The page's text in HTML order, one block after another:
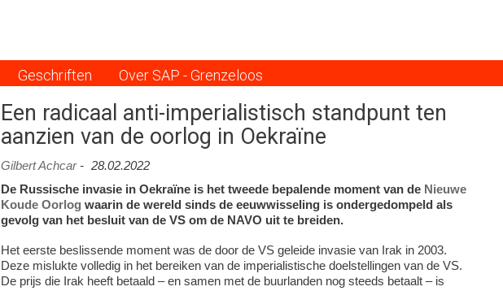
de
Geschriften Over SAP - Grenzeloos
Een radicaal anti-imperialistisch standpunt ten
aanzien van de oorlog in Oekraïne
Gilbert Achcar- 28.02.2022
De Russische invasie in Oekraïne is het tweede bepalende moment van de Nieuwe
Koude Oorlog waarin de wereld sinds de eeuwwisseling is ondergedompeld als
gevolg van het besluit van de VS om de NAVO uit te breiden.
Het eerste beslissende moment was de door de VS geleide invasie van Irak in 2003.
Deze mislukte volledig in het bereiken van de imperialistische doelstellingen van de VS.
De prijs die Irak heeft betaald – en samen met de buurlanden nog steeds betaalt – is